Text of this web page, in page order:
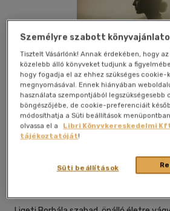
Beleolvasok
Személyre szabott
Tisztelt Vásárlónk! Annak érdekében, hogy
közelebb álló könyveket tudjunk a
hogy fogadja el az ehhez szükséges cookie-
megnyomásával. Ennek hiányában
használata szempontjából
böngészőjébe, de cookie-preferenciáit
módosíthatja a Süti beállítások
olvassa el a
Libri Könyvkereskedelmi
tájékoztatóját!
Süti beállítások